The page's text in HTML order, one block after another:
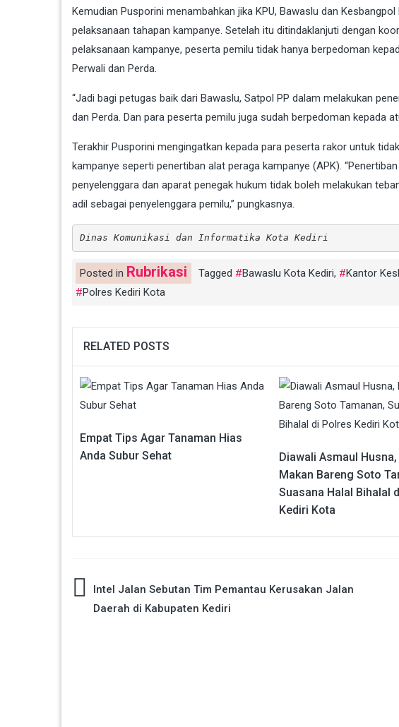
Kemudian Pusporini menambahkan jika KPU, Bawaslu dan
pelaksanaan tahapan kampanye. Setelah itu ditindaklanjuti dengan
pelaksanaan kampanye, peserta pemilu tidak hanya berpedoman
Perwali dan Perda.
“Jadi bagi petugas baik dari Bawaslu, Satpol PP dalam melakukan
dan Perda. Dan para peserta pemilu juga sudah berpedoman kepada
Terakhir Pusporini mengingatkan kepada para peserta rakor untuk
kampanye seperti penertiban alat peraga kampanye (APK).
penyelenggara dan aparat penegak hukum tidak boleh melakukan
adil sebagai penyelenggara pemilu,” pungkasnya.
Dinas Komunikasi dan Informatika Kota Kediri
Posted in Rubrikasi Tagged Bawaslu Kota Kediri, Kantor
Polres Kediri Kota
RELATED POSTS
Empat Tips Agar Tanaman Hias
Anda Subur Sehat
Diawali Asmaul
Makan Bareng Soto
Suasana Halal Bihalal
Kediri Kota
Navigasi
Intel Jalan Sebutan Tim Pemantau Kerusakan Jalan
Daerah di Kabupaten Kediri